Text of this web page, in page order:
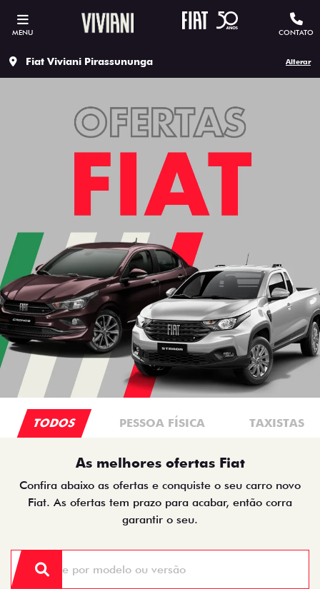
MENU CONTATO
Fiat Viviani Pirassununga Alterar
TODOS PESSOA FÍSICA TAXISTAS
As melhores ofertas Fiat
Confira abaixo as ofertas e conquiste o seu carro novo
Fiat. As ofertas tem prazo para acabar, então corra
garantir o seu.